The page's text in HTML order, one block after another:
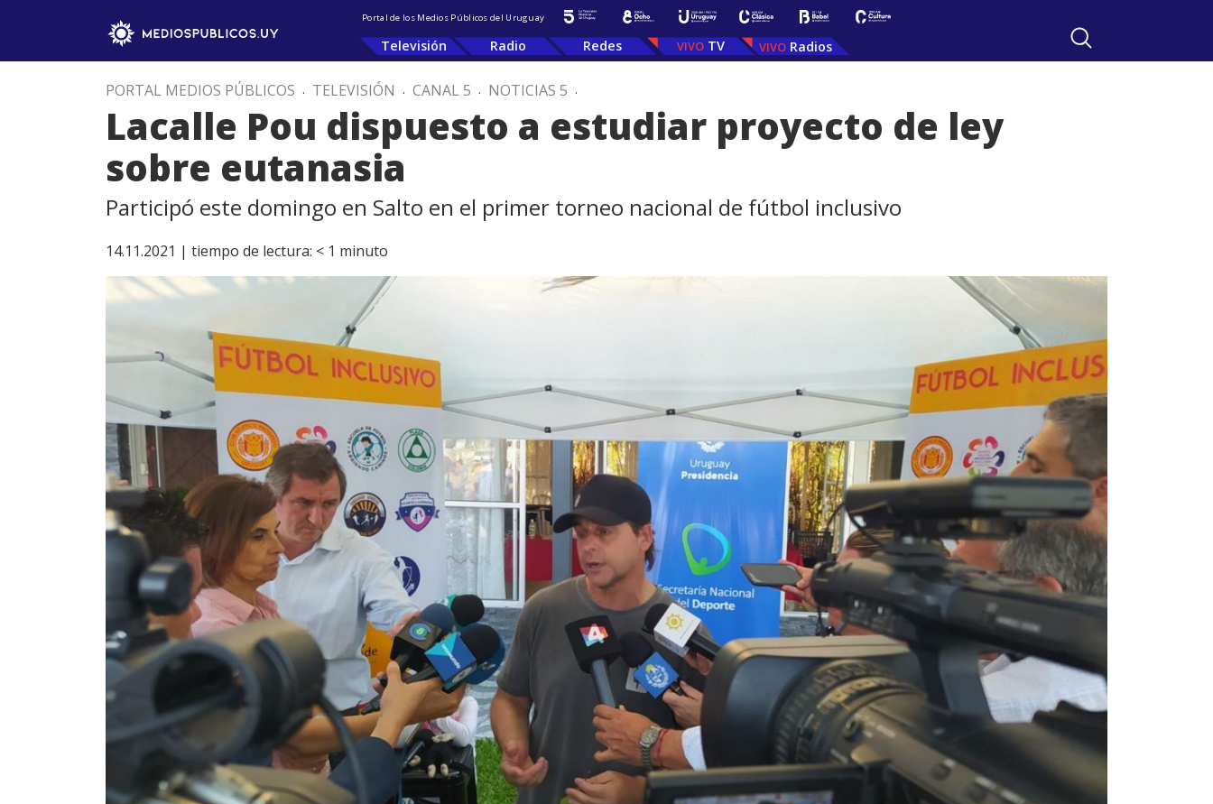
Portal de los Medios Públicos del Uruguay
Televisión Radio Redes TV Radios
PORTAL MEDIOS PÚBLICOS . TELEVISIÓN . CANAL 5 . NOTICIAS 5 .
Lacalle Pou dispuesto a estudiar proyecto de ley
sobre eutanasia
Participó este domingo en Salto en el primer torneo nacional de fútbol inclusivo
14.11.2021 | tiempo de lectura: < 1 minuto